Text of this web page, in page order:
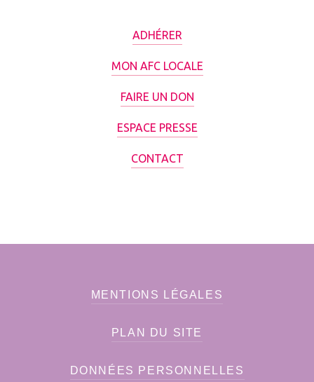
ADHÉRER
MON AFC LOCALE
FAIRE UN DON
ESPACE PRESSE
CONTACT
MENTIONS LÉGALES
PLAN DU SITE
DONNÉES PERSONNELLES